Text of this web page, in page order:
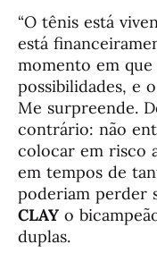
“O tênis está
está
momento em
possibilidades, e
Me surpreende.
contrário: não
colocar em risco
em tempos de
poderiam perder
CLAY o
duplas.